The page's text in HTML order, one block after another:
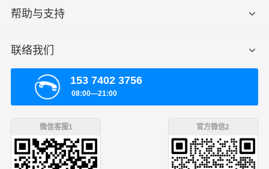
帮助与支持
联络我们
153 7402 3756
08:00—21:00
微信客服1 官方微信2